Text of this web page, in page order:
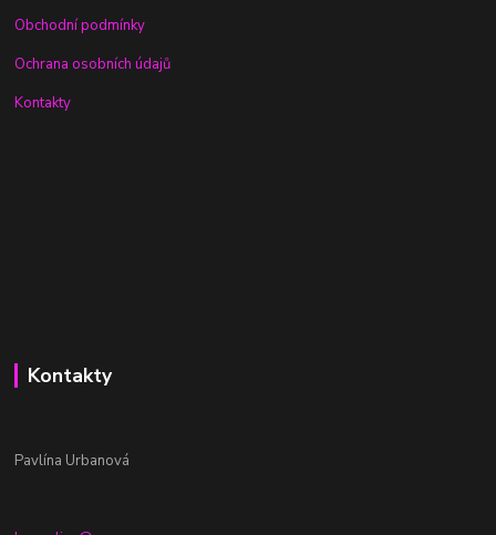
Obchodní podmínky
Ochrana osobních údajů
Kontakty
Kontakty
Pavlína Urbanová